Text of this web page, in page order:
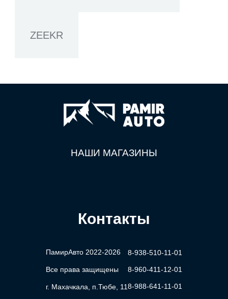
ZEEKR
НАШИ МАГАЗИНЫ
Контакты
ПамирАвто 2022-2026
Все права защищены
г. Махачкала, п.Тюбе, 11
8-938-510-11-01
8-960-411-12-01
8-988-641-11-01